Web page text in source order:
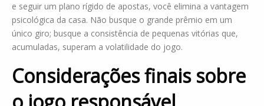
e seguir um plano rígido de apostas, você elimina a vantagem
psicológica da casa. Não busque o grande prêmio em um
único giro; busque a consistência de pequenas vitórias que,
acumuladas, superam a volatilidade do jogo.
Considerações finais sobre